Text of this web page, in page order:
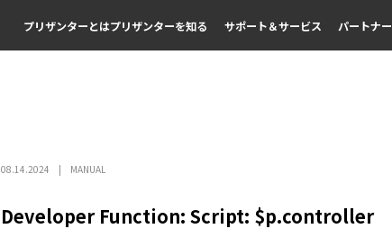
プリザンターとはプリザンターを知る サポート＆サービス パートナー
08.14.2024 MANUAL
Developer Function: Script: $p.controller